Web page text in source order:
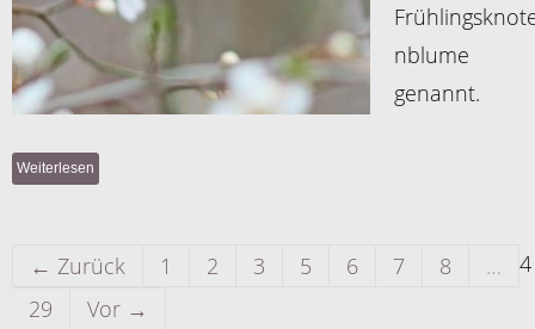
nblume
genannt.
Weiterlesen
← Zurück 1 2 3 4
5 6 7 8
…
29
Vor →